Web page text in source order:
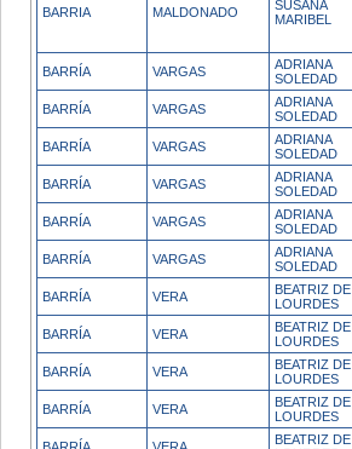
BARRIA MALDONADO
SUSANA
MARIBEL
BARRÍA VARGAS
ADRIANA
SOLEDAD
BARRÍA VARGAS
ADRIANA
SOLEDAD
BARRÍA VARGAS
ADRIANA
SOLEDAD
BARRÍA VARGAS
ADRIANA
SOLEDAD
BARRÍA VARGAS
ADRIANA
SOLEDAD
BARRÍA VARGAS
ADRIANA
SOLEDAD
BARRÍA VERA
BEATRIZ DE
LOURDES
BARRÍA VERA
BEATRIZ DE
LOURDES
BARRÍA VERA
BEATRIZ DE
LOURDES
BARRÍA VERA
BEATRIZ DE
LOURDES
BEATRIZ DE